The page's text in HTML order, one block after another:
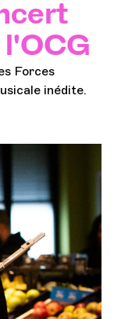
l'OCG
Forces
inédite.